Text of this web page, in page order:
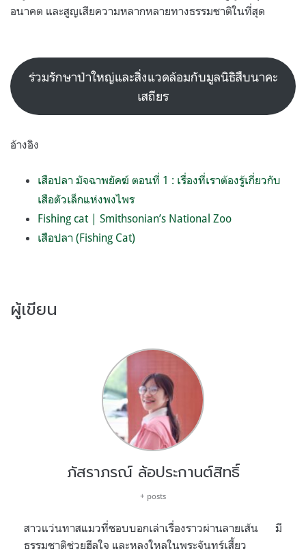
อนาคต และสูญเสียความหลากหลายทางธรรมชาติในที่สุด
ร่วมรักษาป่าใหญ่และสิ่งแวดล้อมกับมูลนิธิสืบนาคะ
เสถียร
อ้างอิง
เสือปลา มัจฉาพยัคฆ์ ตอนที่ 1 : เรื่องที่เราต้องรู้เกี่ยวกับ
เสือตัวเล็กแห่งพงไพร
Fishing cat | Smithsonian’s National Zoo
เสือปลา (Fishing Cat)
ผู้เขียน
ภัสราภรณ์ ล้อประกานต์สิทธิ์
+ posts
สาวแว่นทาสแมวที่ชอบบอกเล่าเรื่องราวผ่านลายเส้น มี
ธรรมชาติช่วยฮีลใจ และหลงใหลในพระจันทร์เสี้ยว